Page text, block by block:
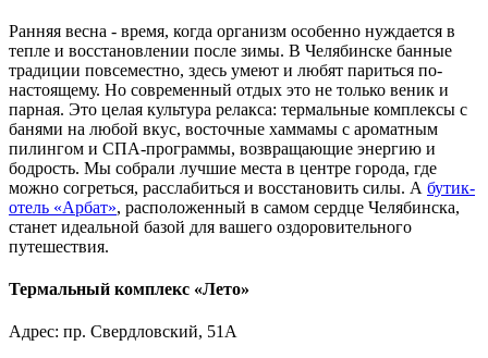
Ранняя весна - время, когда организм особенно нуждается в
тепле и восстановлении после зимы. В Челябинске банные
традиции повсеместно, здесь умеют и любят париться по-
настоящему. Но современный отдых это не только веник и
парная. Это целая культура релакса: термальные комплексы с
банями на любой вкус, восточные хаммамы с ароматным
пилингом и СПА-программы, возвращающие энергию и
бодрость. Мы собрали лучшие места в центре города, где
можно согреться, расслабиться и восстановить силы. А бутик-
отель «Арбат», расположенный в самом сердце Челябинска,
станет идеальной базой для вашего оздоровительного
путешествия.
Термальный комплекс «Лето»
Адрес: пр. Свердловский, 51А